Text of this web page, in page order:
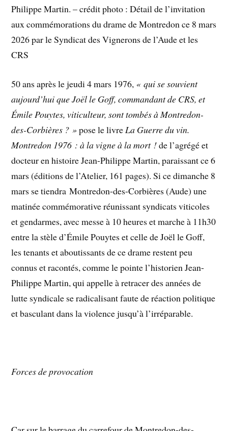
Philippe Martin. – crédit photo : Détail de l’invitation
aux commémorations du drame de Montredon ce 8 mars
2026 par le Syndicat des Vignerons de l’Aude et les
CRS
50 ans après le jeudi 4 mars 1976, « qui se souvient
aujourd’hui que Joël le Goff, commandant de CRS, et
Émile Pouytes, viticulteur, sont tombés à Montredon-
des-Corbières ? »pose le livre La Guerre du vin.
Montredon 1976 : à la vigne à la mort !de l’agrégé et
docteur en histoire Jean-Philippe Martin, paraissant ce 6
mars (éditions de l’Atelier, 161 pages). Si ce dimanche 8
mars se tiendra Montredon-des-Corbières (Aude) une
matinée commémorative réunissant syndicats viticoles
et gendarmes, avec messe à 10 heures et marche à 11h30
entre la stèle d’Émile Pouytes et celle de Joël le Goff,
les tenants et aboutissants de ce drame restent peu
connus et racontés, comme le pointe l’historien Jean-
Philippe Martin, qui appelle à retracer des années de
lutte syndicale se radicalisant faute de réaction politique
et basculant dans la violence jusqu’à l’irréparable.
Forces de provocation